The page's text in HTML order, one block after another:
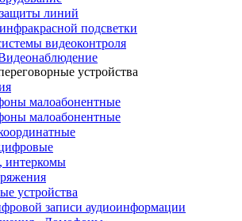
линий
подсветки
видеоконтроля
устройства
малоабонентные
малоабонентные
интеркомы
устройства
записи аудиоинформации